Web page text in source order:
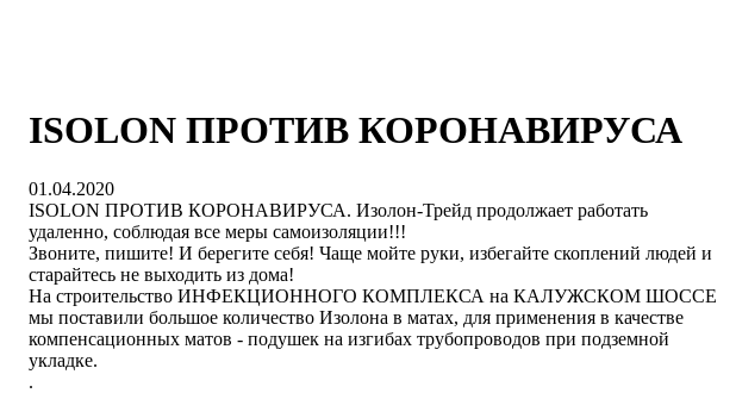
ISOLON ПРОТИВ КОРОНАВИРУСА
01.04.2020
ISOLON ПРОТИВ КОРОНАВИРУСА. Изолон-Трейд продолжает работать
удаленно, соблюдая все меры самоизоляции!!!
Звоните, пишите! И берегите себя! Чаще мойте руки, избегайте скоплений людей и
старайтесь не выходить из дома!
На строительство ИНФЕКЦИОННОГО КОМПЛЕКСА на КАЛУЖСКОМ ШОССЕ
мы поставили большое количество Изолона в матах, для применения в качестве
компенсационных матов - подушек на изгибах трубопроводов при подземной
укладке.
.